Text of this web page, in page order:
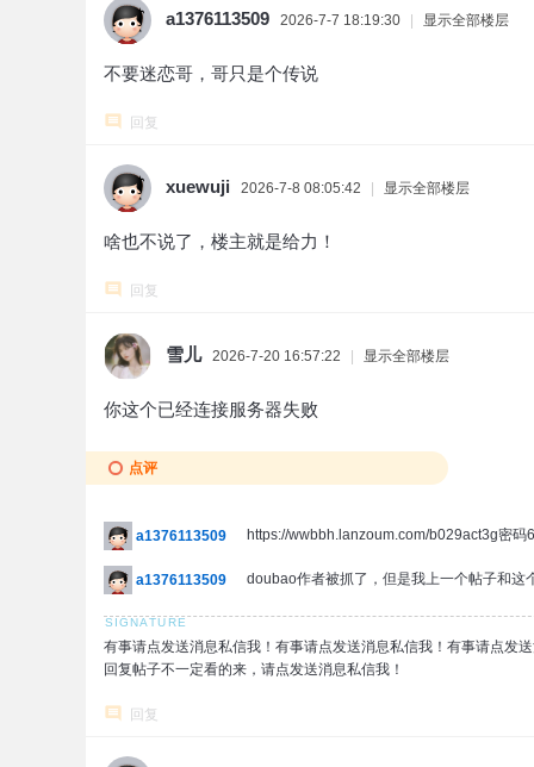
a1376113509 2026-7-7 18:19:30 显示全部楼层
不要迷恋哥，哥只是个传说
回复
xuewuji 2026-7-8 08:05:42 显示全部楼层
啥也不说了，楼主就是给力！
回复
雪儿 2026-7-20 16:57:22 显示全部楼层
你这个已经连接服务器失败
点评
a1376113509 https://wwbbh.lanzoum.com/b029act3g密
a1376113509 doubao作者被抓了，但是我上一个帖子和
有事请点发送消息私信我！有事请点发送消息私信我！有事请点发
回复帖子不一定看的来，请点发送消息私信我！
回复